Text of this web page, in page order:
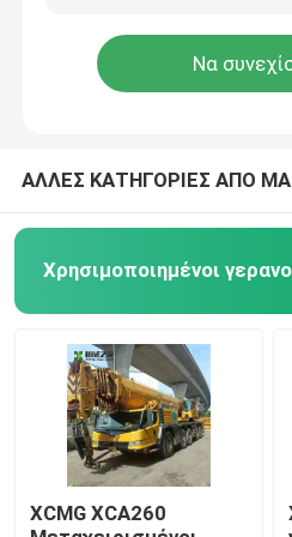
Γύρος εργοστασίων
Χρησιμοποιημένοι
Μεταχειρισμένοι
Χρησιμοποίησε όλους
ΑΛΛΕΣ ΚΑΤΗΓΟΡΙΕΣ ΑΠΟ
Χρησιμοποιημένοι
XCMG XCA260